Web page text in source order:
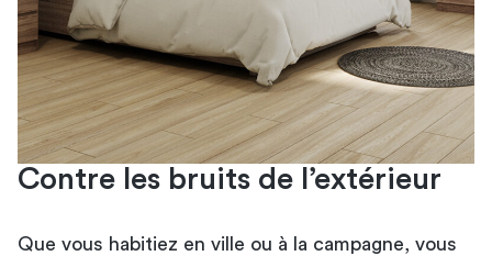
Contre les bruits de l’extérieur
Que vous habitiez en ville ou à la campagne, vous